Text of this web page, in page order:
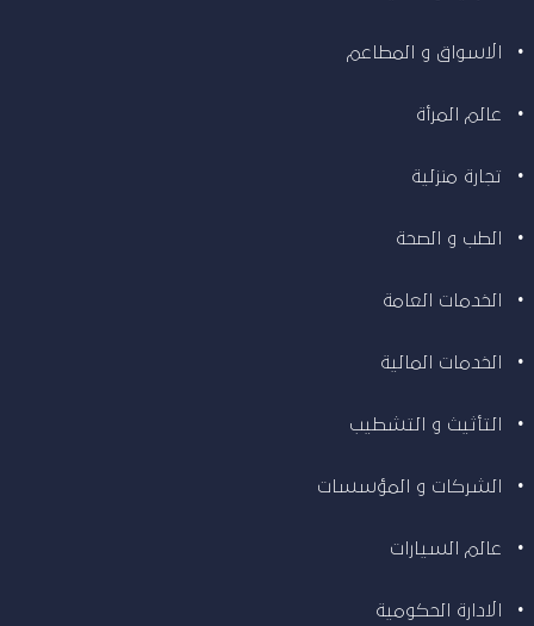
الاسواق و المطاعم
عالم المرأة
تجارة منزلية
الطب و الصحة
الخدمات العامة
الخدمات المالية
التأثيث و التشطيب
الشركات و المؤسسات
عالم السيارات
الادارة الحكومية